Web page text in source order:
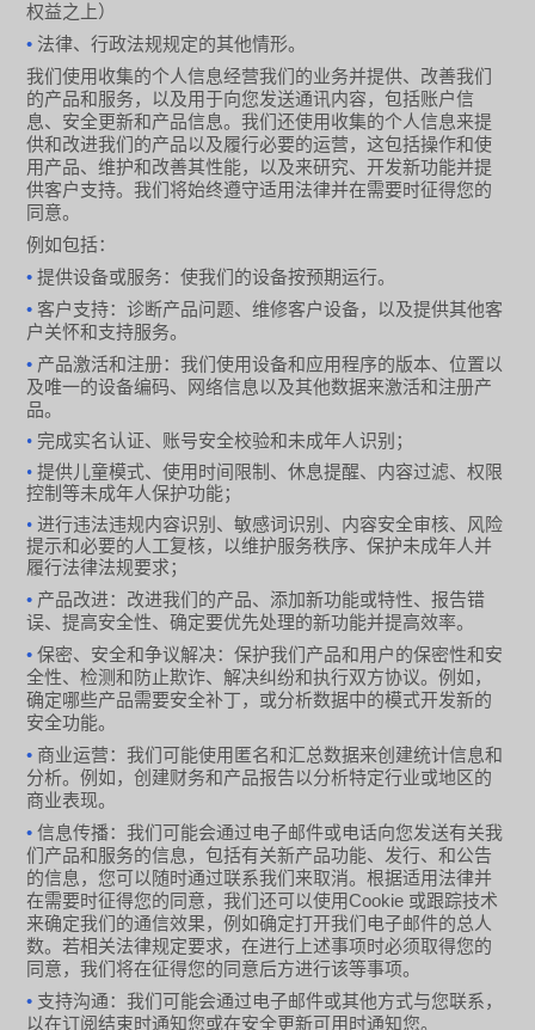
权益之上）
• 法律、行政法规规定的其他情形。
我们使用收集的个人信息经营我们的业务并提供、改善我们
的产品和服务，以及用于向您发送通讯内容，包括账户信
息、安全更新和产品信息。我们还使用收集的个人信息来提
供和改进我们的产品以及履行必要的运营，这包括操作和使
用产品、维护和改善其性能，以及来研究、开发新功能并提
供客户支持。我们将始终遵守适用法律并在需要时征得您的
同意。
例如包括：
•提供设备或服务：使我们的设备按预期运行。
• 客户支持：诊断产品问题、维修客户设备，以及提供其他客
户关怀和支持服务。
• 产品激活和注册：我们使用设备和应用程序的版本、位置以
及唯一的设备编码、网络信息以及其他数据来激活和注册产
品。
• 完成实名认证、账号安全校验和未成年人识别；
•提供儿童模式、使用时间限制、休息提醒、内容过滤、权限
控制等未成年人保护功能；
•进行违法违规内容识别、敏感词识别、内容安全审核、风险
提示和必要的人工复核，以维护服务秩序、保护未成年人并
履行法律法规要求；
• 产品改进：改进我们的产品、添加新功能或特性、报告错
误、提高安全性、确定要优先处理的新功能并提高效率。
•保密、安全和争议解决：保护我们产品和用户的保密性和安
全性、检测和防止欺诈、解决纠纷和执行双方协议。例如，
确定哪些产品需要安全补丁，或分析数据中的模式开发新的
安全功能。
• 商业运营：我们可能使用匿名和汇总数据来创建统计信息和
分析。例如，创建财务和产品报告以分析特定行业或地区的
商业表现。
•信息传播：我们可能会通过电子邮件或电话向您发送有关我
们产品和服务的信息，包括有关新产品功能、发行、和公告
的信息，您可以随时通过联系我们来取消。根据适用法律并
在需要时征得您的同意，我们还可以使用Cookie 或跟踪技术
来确定我们的通信效果，例如确定打开我们电子邮件的总人
数。若相关法律规定要求，在进行上述事项时必须取得您的
同意，我们将在征得您的同意后方进行该等事项。
• 支持沟通：我们可能会通过电子邮件或其他方式与您联系，
以在订阅结束时通知您或在安全更新可用时通知您。